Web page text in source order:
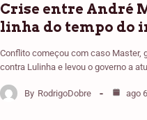
Crise entre André
linha do tempo do
Conflito começou com caso Master,
contra Lulinha e levou o governo a
By RodrigoDobre ago